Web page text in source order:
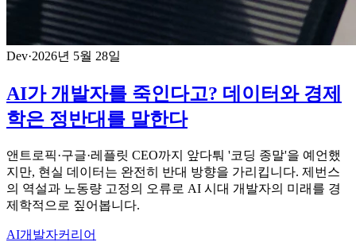
Dev·2026년 5월 28일
AI가 개발자를 죽인다고? 데이터와 경제
학은 정반대를 말한다
앤트로픽·구글·레플릿 CEO까지 앞다퉈 '코딩 종말'을 예언했
지만, 현실 데이터는 완전히 반대 방향을 가리킵니다. 제번스
의 역설과 노동량 고정의 오류로 AI 시대 개발자의 미래를 경
제학적으로 짚어봅니다.
AI개발자커리어